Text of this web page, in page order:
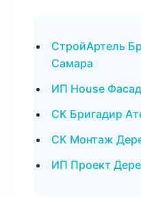
СтройАртель
Самара
ИП House
СК Бригадир
СК Монтаж
ИП Проект